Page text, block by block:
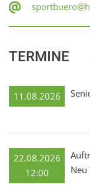
TERMINE
11.08.2026
22.08.2026
12:00